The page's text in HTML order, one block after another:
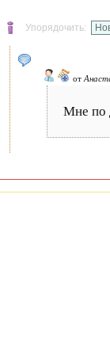
Упорядочить:
от
Мне по